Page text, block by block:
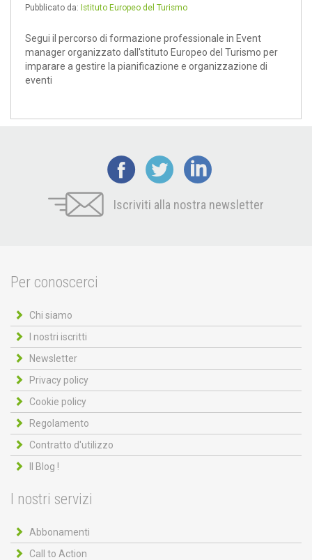
Pubblicato da: Istituto Europeo del Turismo
Segui il percorso di formazione professionale in Event
manager organizzato dall'stituto Europeo del Turismo per
imparare a gestire la pianificazione e organizzazione di
eventi
Iscriviti alla nostra newsletter
Per conoscerci
Chi siamo
I nostri iscritti
Newsletter
Privacy policy
Cookie policy
Regolamento
Contratto d'utilizzo
Il Blog !
I nostri servizi
Abbonamenti
Call to Action